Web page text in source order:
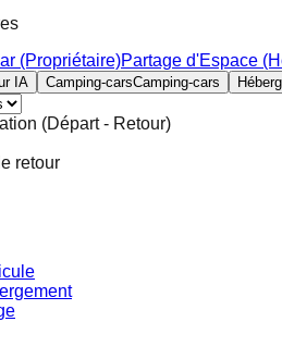
(Propriétaire)Partage d'Espace
IA Camping-carsCamping-cars
(Départ - Retour)
retour